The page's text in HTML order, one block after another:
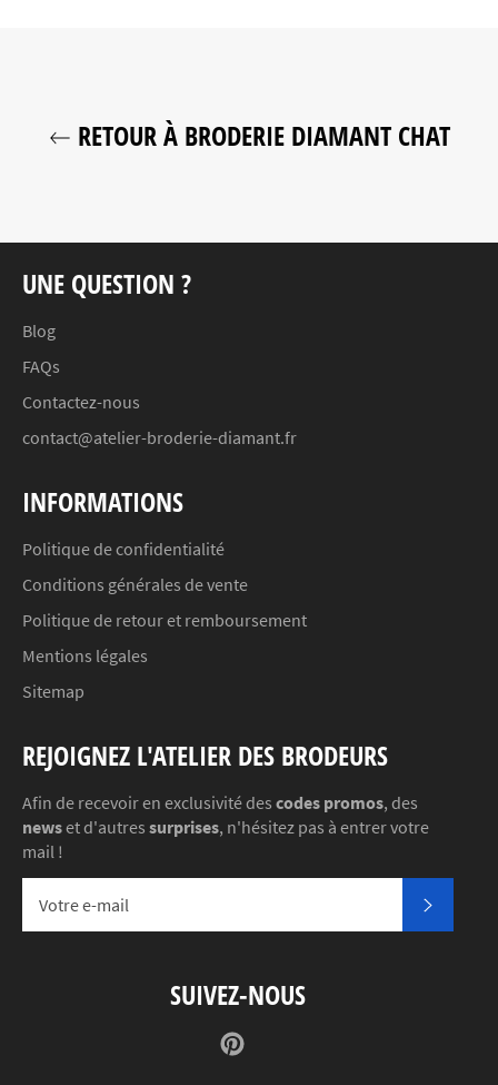
RETOUR À BRODERIE DIAMANT CHAT
UNE QUESTION ?
Blog
FAQs
Contactez-nous
contact@atelier-broderie-diamant.fr
INFORMATIONS
Politique de confidentialité
Conditions générales de vente
Politique de retour et remboursement
Mentions légales
Sitemap
REJOIGNEZ L'ATELIER DES BRODEURS
Afin de recevoir en exclusivité des codes promos, des
newset d'autres surprises, n'hésitez pas à entrer votre
mail !
SUIVEZ-NOUS